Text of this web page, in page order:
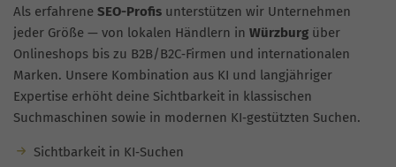
Als erfahrene SEO-Profis unterstützen wir Unternehmen
jeder Größe — von lokalen Händlern in Würzburg über
Onlineshops bis zu B2B/B2C‑Firmen und internationalen
Marken. Unsere Kombination aus KI und langjähriger
Expertise erhöht deine Sichtbarkeit in klassischen
Suchmaschinen sowie in modernen KI‑gestützten Suchen.
Sichtbarkeit in KI‑Suchen